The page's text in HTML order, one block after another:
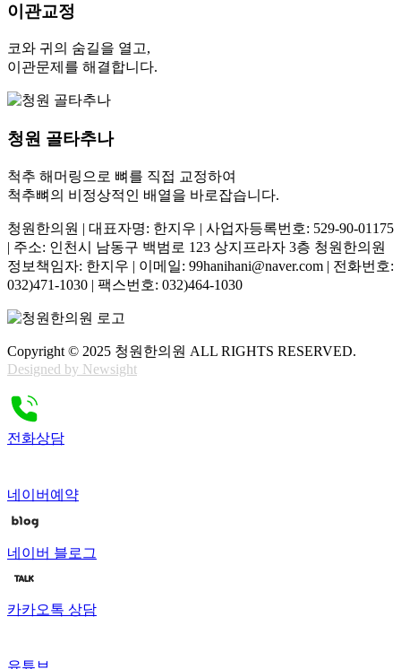
이관교정
코와 귀의 숨길을 열고,
이관문제를 해결합니다.
청원 골타추나
척추 해머링으로 뼈를 직접 교정하여
척추뼈의 비정상적인 배열을 바로잡습니다.
청원한의원 | 대표자명: 한지우 | 사업자등록번호: 529-90-01175
| 주소: 인천시 남동구 백범로 123 상지프라자 3층 청원한의원
정보책임자: 한지우 | 이메일: 99hanihani@naver.com | 전화번호:
032)471-1030 | 팩스번호: 032)464-1030
Copyright © 2025 청원한의원 ALL RIGHTS RESERVED.
Designed by Newsight
전화상담
네이버예약
네이버 블로그
카카오톡 상담
유튜브